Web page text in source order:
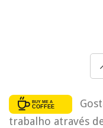
trabalho através